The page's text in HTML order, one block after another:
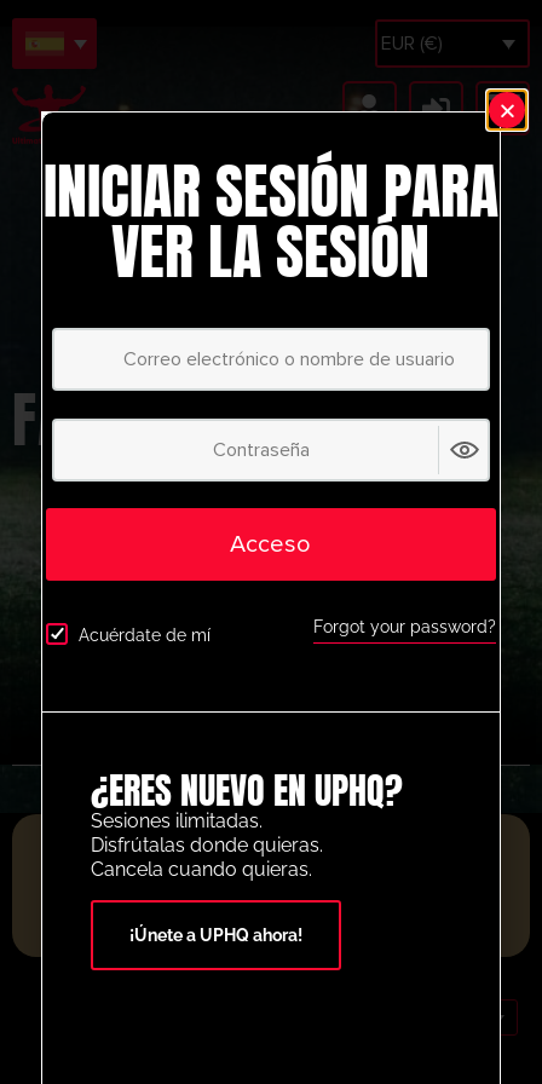
EUR (€)
FABRIZIO
PLATAFORMA DE RECURSOS DE FÚTBOL DEL AÑO 2025
INICIAR SESIÓN PARA
VER LA SESIÓN
Acceso
Acuérdate de mí Forgot your password?
¿ERES NUEVO EN UPHQ?
Sesiones ilimitadas.
Disfrútalas donde quieras.
Cancela cuando quieras.
¡Únete a UPHQ ahora!